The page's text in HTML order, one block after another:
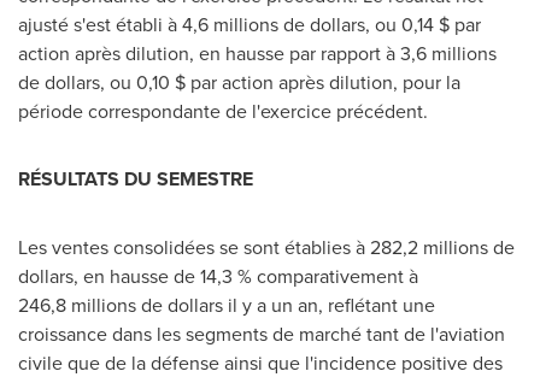
ajusté s'est établi à 4,6 millions de dollars, ou 0,14 $ par
action après dilution, en hausse par rapport à 3,6 millions
de dollars, ou 0,10 $ par action après dilution, pour la
période correspondante de l'exercice précédent.
RÉSULTATS DU SEMESTRE
Les ventes consolidées se sont établies à 282,2 millions de
dollars, en hausse de 14,3 % comparativement à
246,8 millions de dollars il y a un an, reflétant une
croissance dans les segments de marché tant de l'aviation
civile que de la défense ainsi que l'incidence positive des